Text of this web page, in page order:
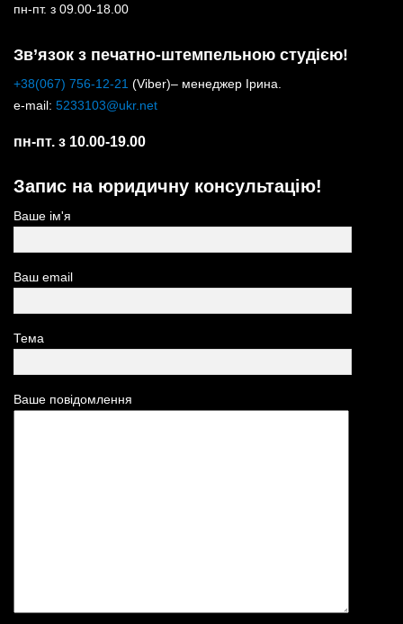
пн-пт. з 09.00-18.00
Зв’язок з печатно-штемпельною студією!
+38(067) 756-12-21 (Viber)– менеджер Ірина.
e-mail: 5233103@ukr.net
пн-пт. з 10.00-19.00
Запис на юридичну консультацію!
Ваше ім'я
Ваш email
Тема
Ваше повідомлення